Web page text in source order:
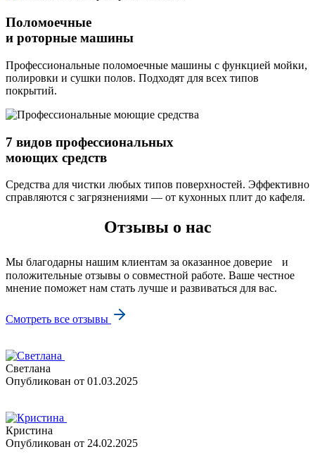
Поломоечные
и роторные машины
Профессиональные поломоечные машины с функцией мойки,
полировки и сушки полов. Подходят для всех типов
покрытий.
7 видов профессиональных
моющих средств
Средства для чистки любых типов поверхностей. Эффективно
справляются с загрязнениями — от кухонных плит до кафеля.
Отзывы о нас
Мы благодарны нашим клиентам за оказанное доверие и
положительные отзывы о совместной работе. Ваше честное
мнение поможет нам стать лучше и развиваться для вас.
Смотреть все отзывы
Светлана
Опубликован от 01.03.2025
Кристина
Опубликован от 24.02.2025